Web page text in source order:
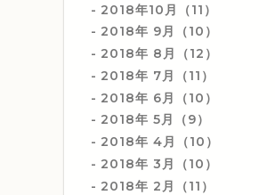
2018年10月（11）
2018年 9月（10）
2018年 8月（12）
2018年 7月（11）
2018年 6月（10）
2018年 5月（9）
2018年 4月（10）
2018年 3月（10）
2018年 2月（11）